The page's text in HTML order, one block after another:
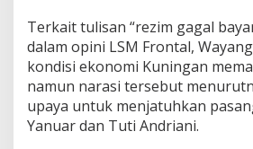
Terkait tulisan “rezim gagal
dalam opini LSM Frontal,
kondisi ekonomi Kuningan
namun narasi tersebut
upaya untuk menjatuhkan
Yanuar dan Tuti Andriani.